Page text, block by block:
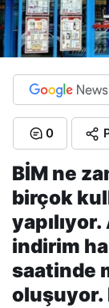
0
BİM ne
birçok
indirim
saatinde
oluşuyor.